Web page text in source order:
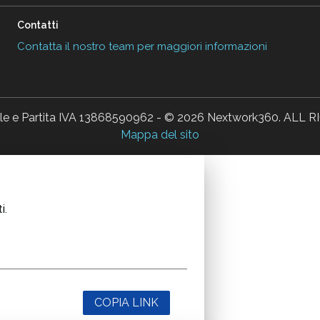
Contatti
Contatta il nostro team per maggiori informazioni
e Partita IVA 13868590962 - © 2026 Nextwork360. ALL
Mappa del sito
COPIA LINK